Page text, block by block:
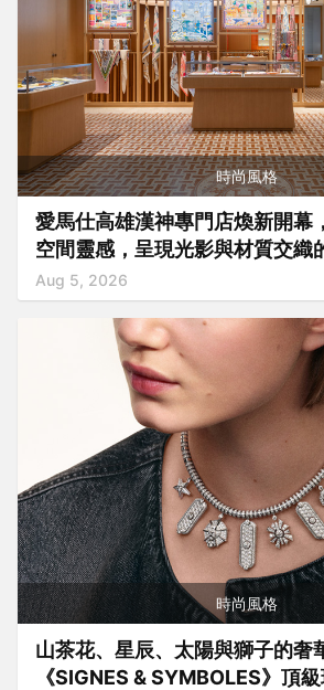
時尚風格
愛馬仕高雄漢神專門店煥新開幕
空間靈感，呈現光影與材質交織
Aug 5, 2026
時尚風格
山茶花、星辰、太陽與獅子的奢
《SIGNES & SYMBOLES》頂